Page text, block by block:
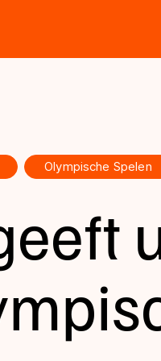
Olympische Spelen